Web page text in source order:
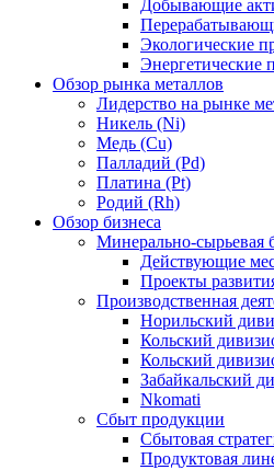
Добывающие
Экологические
Энергетические
Обзор рынка металлов
Лидерство на рынке
Никель (Ni)
Медь (Cu)
Палладий (Pd)
Платина (Pt)
Родий (Rh)
Обзор бизнеса
Минерально-сырьевая
Действующие
Проекты
Производственная
Норильский
Кольский
Кольский
Забайкальский
Nkomati
Сбыт продукции
Сбытовая
Продуктовая